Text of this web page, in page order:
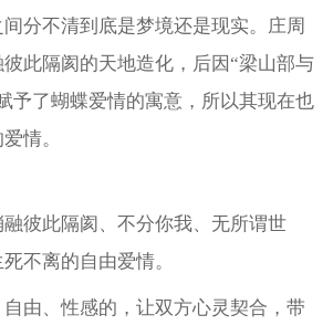
分不清到底是梦境还是现实。庄周
此隔阂的天地造化，后因“梁山部与
予了蝴蝶爱情的寓意，所以其现在也
情。
彼此隔阂、不分你我、无所谓世
不离的自由爱情。
由、性感的，让双方心灵契合，带